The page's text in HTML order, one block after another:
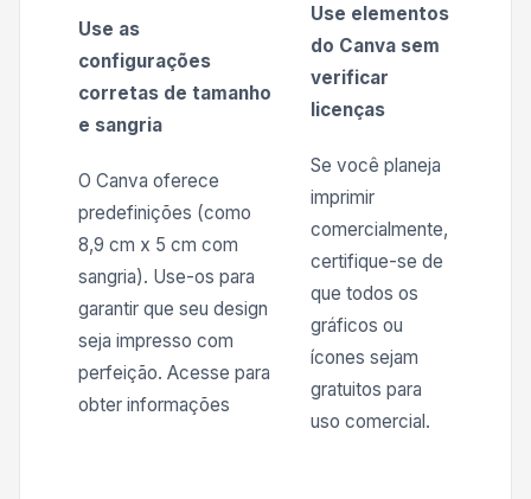
Use as
configurações
corretas de tamanho
e sangria
O Canva oferece
predefinições (como
8,9 cm x 5 cm com
sangria). Use-os para
garantir que seu design
seja impresso com
perfeição. Acesse para
obter informações
Use elementos
do Canva sem
verificar
licenças
Se você planeja
imprimir
comercialmente,
certifique-se de
que todos os
gráficos ou
ícones sejam
gratuitos para
uso comercial.